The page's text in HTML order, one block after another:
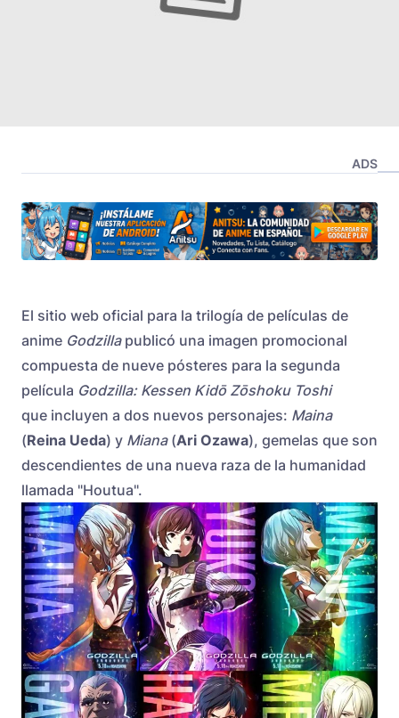
ADS
El sitio web oficial para la trilogía de películas de
anime Godzillapublicó una imagen promocional
compuesta de nueve pósteres para la segunda
película Godzilla: Kessen Kidō Zōshoku Toshi
que incluyen a dos nuevos personajes: Maina
(Reina Ueda) y Miana(Ari Ozawa), gemelas que son
descendientes de una nueva raza de la humanidad
llamada "Houtua".